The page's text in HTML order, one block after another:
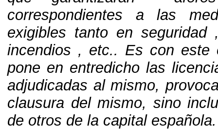
correspondientes a las
exigibles tanto en seguridad
incendios , etc.. Es con este
pone en entredicho las
adjudicadas al mismo,
clausura del mismo, sino
de otros de la capital